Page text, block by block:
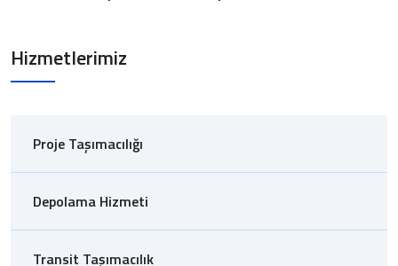
Hizmetlerimiz
Proje Taşımacılığı
Depolama Hizmeti
Transit Taşımacılık